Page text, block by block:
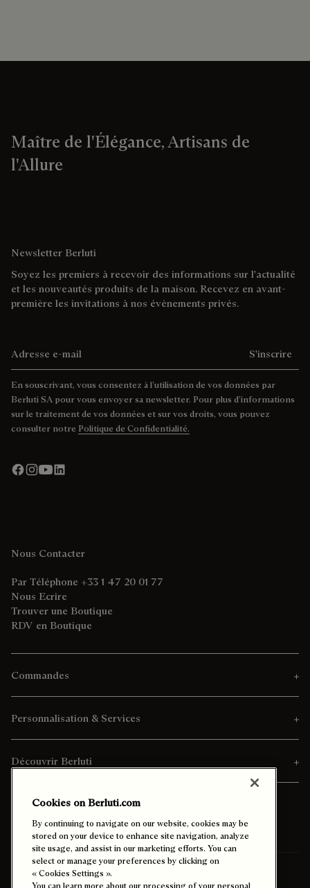
Maître de l'Élégance, Artisans de
l'Allure
Newsletter Berluti
Soyez les premiers à recevoir des informations sur l'actualité
et les nouveautés produits de la maison. Recevez en avant-
première les invitations à nos évènements privés.
S'inscrire
En souscrivant, vous consentez à l’utilisation de vos données par
Berluti SA pour vous envoyer sa newsletter. Pour plus d’informations
sur le traitement de vos données et sur vos droits, vous pouvez
consulter notre Politique de Confidentialité.
Nous Contacter
Par Téléphone +33 1 47 20 01 77
Nous Ecrire
Trouver une Boutique
RDV en Boutique
Commandes
Personnalisation & Services
Découvrir Berluti
Pays/Région de Livraison:
Cookies on Berluti.com
By continuing to navigate on our website, cookies may be
stored on your device to enhance site navigation, analyze
site usage, and assist in our marketing efforts. You can
select or manage your preferences by clicking on
« Cookies Settings ».
You can learn more about our processing of your personal